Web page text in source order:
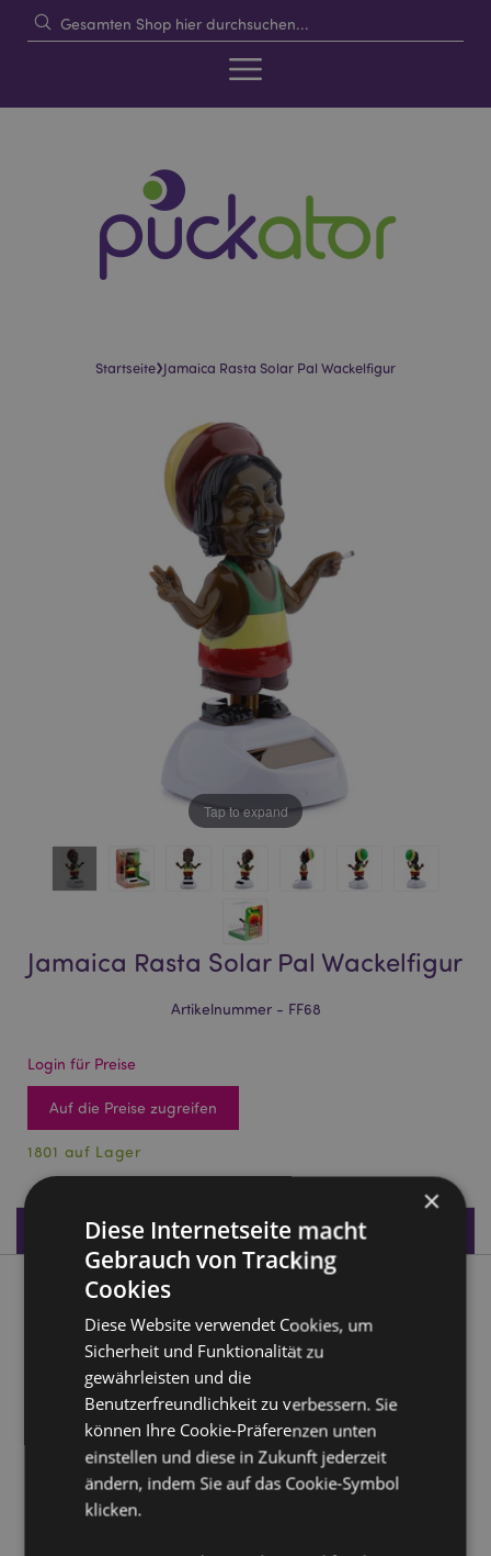
Startseite›Jamaica Rasta Solar Pal Wackelfigur
Tap to expand
Jamaica Rasta Solar Pal Wackelfigur
Artikelnummer - FF68
Login für Preise
Auf die Preise zugreifen
1801 auf Lager
Produktdaten
Produktbeschreibung
Jamaica Rasta Solar Pal Wackelfigur
Material:Plastik
CE gekennzeichnet
Nicht geeignet für:0 - 3 Jahre
Sicherheitshinweis:Kein Spielzeug.
×
Diese Internetseite macht
Gebrauch von Tracking
Cookies
Diese Website verwendet Cookies, um
Sicherheit und Funktionalität zu
gewährleisten und die
Benutzerfreundlichkeit zu verbessern. Sie
können Ihre Cookie-Präferenzen unten
einstellen und diese in Zukunft jederzeit
ändern, indem Sie auf das Cookie-Symbol
klicken.